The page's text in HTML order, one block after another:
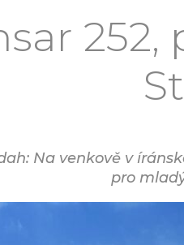
Na venkově v
pro